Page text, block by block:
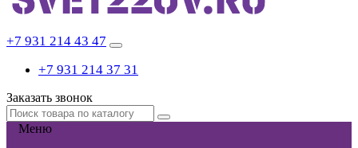
+7 931 214 43 47
+7 931 214 37 31
Заказать звонок
Меню